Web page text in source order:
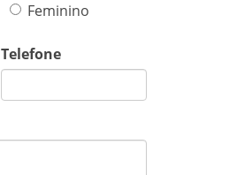
Feminino
Telefone